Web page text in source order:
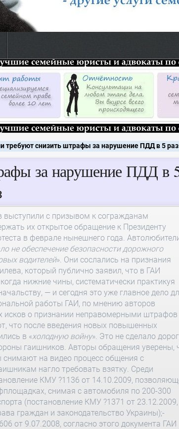
требуют снизить штрафы за нарушение ПДД в 5 раз
за нарушение ПДД в
выступили с призывом к согражданам
их открытое обращение к Президенту
в феврале нынешнего года.
не обеспечение безопасности дорожного
водителей». Они сослались на признания
который публично заявил, что в ГАИ
когда нижние чины, систематически практикуя
— и сегодня это уже главное дело
работы ГАИ, по мнению авторов
исков о признании неправомерными штрафов
что после введения новых повышенных
в «холодную войну». Это не сделало
гаишников. Авторы обращения уверены,
на видео процесс общения с
нагло требовать взятку. Среди
КМУ ?1136 от 14.10.2009,
снимая с автомобиля по 200-300
(постановление КМУ ?1371 от 23.12.2009,
граждан и законодательство Украины);-
от 9.07.2008, согласно этого документа ГАИ